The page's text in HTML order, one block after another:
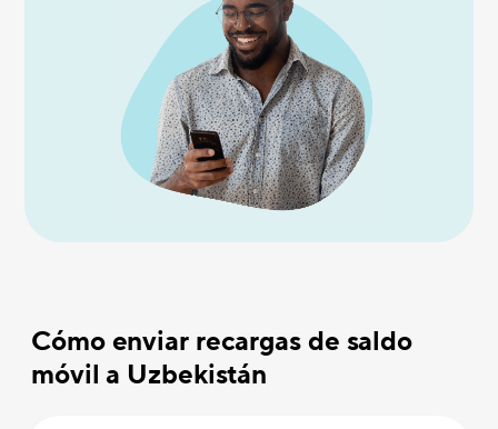
Cómo enviar recargas de saldo
móvil a Uzbekistán